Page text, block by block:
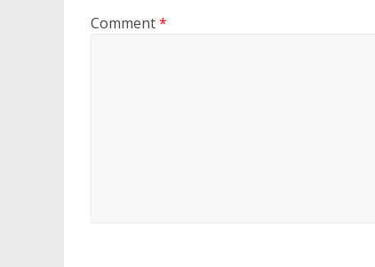
Comment*